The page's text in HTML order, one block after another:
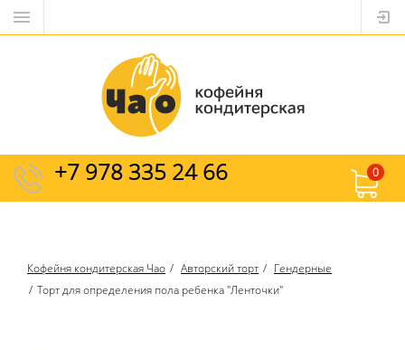
+7 978 335 24 66 0
Кофейня кондитерская Чао Авторский торт
Гендерные
Торт для определения пола ребенка "Ленточки"